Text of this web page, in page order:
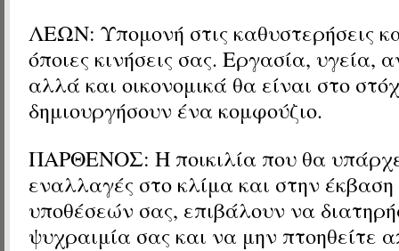
ΛΕΩΝ: Υπομονή στις καθυστερήσεις
όποιες κινήσεις σας. Εργασία, υγεία,
αλλά και οικονομικά θα είναι στο
δημιουργήσουν ένα κομφούζιο.
ΠΑΡΘΕΝΟΣ: Η ποικιλία που θα
εναλλαγές στο κλίμα και στην
υποθέσεών σας, επιβάλουν να
ψυχραιμία σας και να μην πτοηθείτε